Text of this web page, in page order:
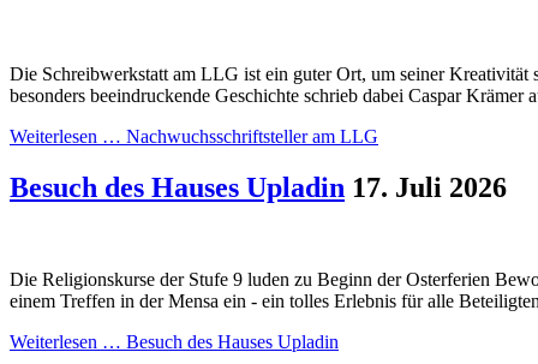
Die Schreibwerkstatt am LLG ist ein guter Ort, um seiner Kreativität
besonders beeindruckende Geschichte schrieb dabei Caspar Krämer
Weiterlesen … Nachwuchsschriftsteller am LLG
Besuch des Hauses Upladin 17. Juli 2026
Die Religionskurse der Stufe 9 luden zu Beginn der Osterferien
einem Treffen in der Mensa ein - ein tolles Erlebnis für alle
Weiterlesen … Besuch des Hauses Upladin